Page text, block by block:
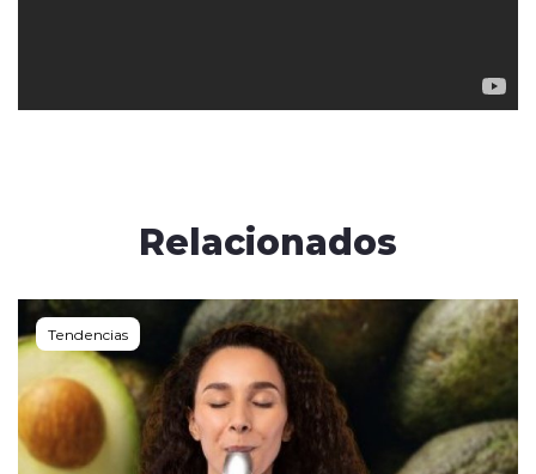
Relacionados
Tendencias